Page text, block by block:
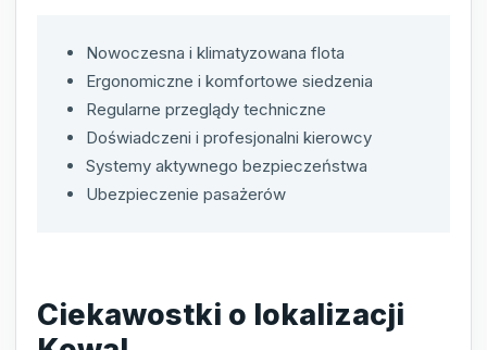
Nowoczesna i klimatyzowana flota
Ergonomiczne i komfortowe siedzenia
Regularne przeglądy techniczne
Doświadczeni i profesjonalni kierowcy
Systemy aktywnego bezpieczeństwa
Ubezpieczenie pasażerów
Ciekawostki o lokalizacji